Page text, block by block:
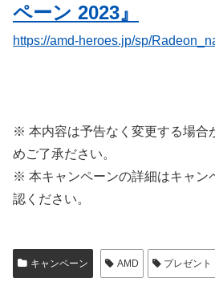
ペーン 2023』
https://amd-heroes.jp/sp/
※ 本内容は予告なく変更する場合
めご了承ださい。
※ 本キャンペーンの詳細はキャン
認ください。
キャンペーン AMD プレゼント